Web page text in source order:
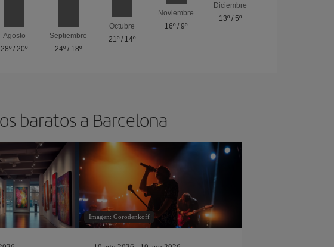
Agosto
28º /20º
Septiembre
24º/ 18º
Octubre
21º / 14º
Noviembre
16º /9º
Diciembre
13º/ 5º
baratos a Barcelona
Imagen: Gorodenkoff